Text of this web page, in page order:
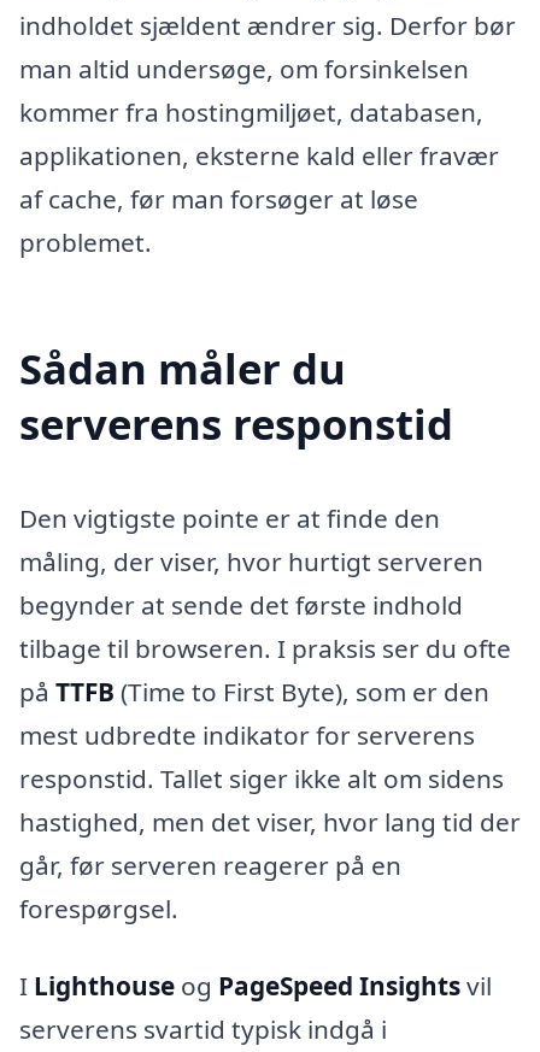
indholdet sjældent ændrer sig. Derfor bør
man altid undersøge, om forsinkelsen
kommer fra hostingmiljøet, databasen,
applikationen, eksterne kald eller fravær
af cache, før man forsøger at løse
problemet.
Sådan måler du
serverens responstid
Den vigtigste pointe er at finde den
måling, der viser, hvor hurtigt serveren
begynder at sende det første indhold
tilbage til browseren. I praksis ser du ofte
på TTFB (Time to First Byte), som er den
mest udbredte indikator for serverens
responstid. Tallet siger ikke alt om sidens
hastighed, men det viser, hvor lang tid der
går, før serveren reagerer på en
forespørgsel.
I Lighthouse og PageSpeed Insightsvil
serverens svartid typisk indgå i